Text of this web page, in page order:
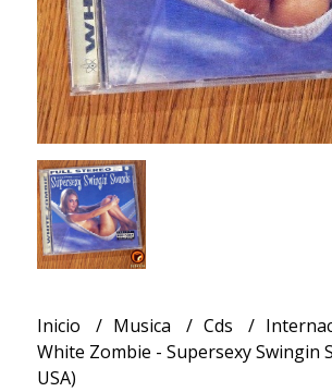
Inicio Musica Cds
White Zombie - Supersexy Swingin
USA)